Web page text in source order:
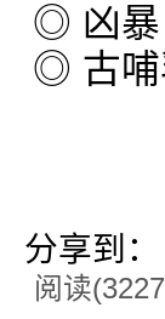
◎ 凶暴
◎ 古哺
分享到：
阅读